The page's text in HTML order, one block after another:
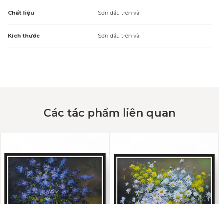
Chất liệu Sơn dầu trên vải
Kích thước Sơn dầu trên vải
Các tác phẩm liên quan